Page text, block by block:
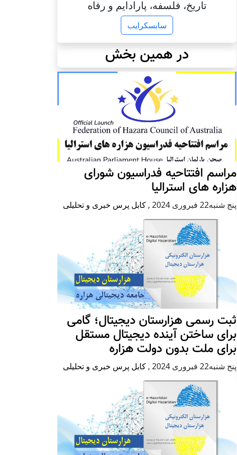
تاریخ، فلسفه، پارادایم و رفاه
سابسکرایب
در همین بخش
مراسم افتتاحیه فدراسیون شورای
هزاره های استرالیا
پنج شنبه22 فبروری 2024 , کابل پرس خبری و تحلیلی
ثبت رسمی هزارستان دیجیتال؛ گامی
برای ساختن آینده دیجیتال مستقل
برای ملت بدون دولت هزاره
پنج شنبه22 فبروری 2024 , کابل پرس خبری و تحلیلی